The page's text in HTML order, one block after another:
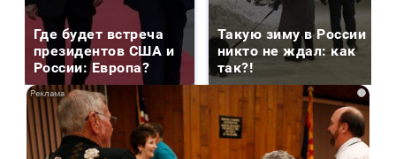
Где будет встреча
президентов США и
России: Европа?
Такую зиму в России
никто не ждал: как
так?!
i